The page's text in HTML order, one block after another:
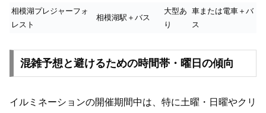
相模湖プレジャーフォ
レスト
相模湖駅＋バス
大型あ
り
車または電車＋バ
ス
混雑予想と避けるための時間帯・曜日の傾向
イルミネーションの開催期間中は、特に土曜・日曜やクリ